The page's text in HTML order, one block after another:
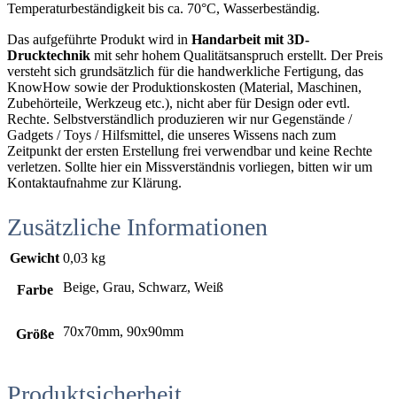
Temperaturbeständigkeit bis ca. 70°C, Wasserbeständig.
Das aufgeführte Produkt wird in Handarbeit mit 3D-
Drucktechnik mit sehr hohem Qualitätsanspruch erstellt. Der Preis
versteht sich grundsätzlich für die handwerkliche Fertigung, das
KnowHow sowie der Produktionskosten (Material, Maschinen,
Zubehörteile, Werkzeug etc.), nicht aber für Design oder evtl.
Rechte. Selbstverständlich produzieren wir nur Gegenstände /
Gadgets / Toys / Hilfsmittel, die unseres Wissens nach zum
Zeitpunkt der ersten Erstellung frei verwendbar und keine Rechte
verletzen. Sollte hier ein Missverständnis vorliegen, bitten wir um
Kontaktaufnahme zur Klärung.
Zusätzliche Informationen
Gewicht 0,03 kg
Farbe Beige, Grau, Schwarz, Weiß
Größe 70x70mm, 90x90mm